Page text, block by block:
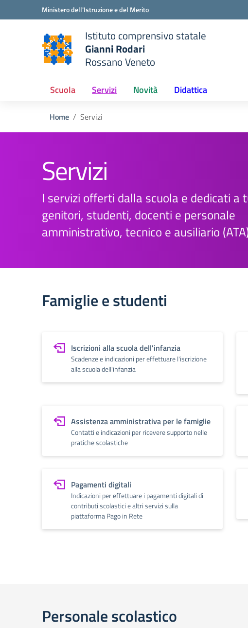
Vai ai contenuti
Vai al menu di navigazioneMinistero dell'Istruzione e del Merito
scuola
Istituto comprensivo statale
Gianni Rodari
Rossano Veneto
Scuola Servizi Novità Didattica
Home Servizi
Servizi
I servizi offerti dalla scuola e dedicati a
genitori, studenti, docenti e personale
amministrativo, tecnico e ausiliario
Famiglie e studenti
Iscrizioni alla scuola dell'infanzia
Scadenze e indicazioni per effettuare l'iscrizione
alla scuola dell'infanzia
Assistenza amministrativa per le famiglie
Contatti e indicazioni per ricevere supporto nelle
pratiche scolastiche
Pagamenti digitali
Indicazioni per effettuare i pagamenti digitali di
contributi scolastici e altri servizi sulla
piattaforma Pago in Rete
Personale scolastico